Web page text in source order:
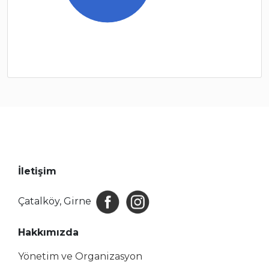
İletişim
Çatalköy, Girne
Hakkımızda
Yönetim ve Organizasyon